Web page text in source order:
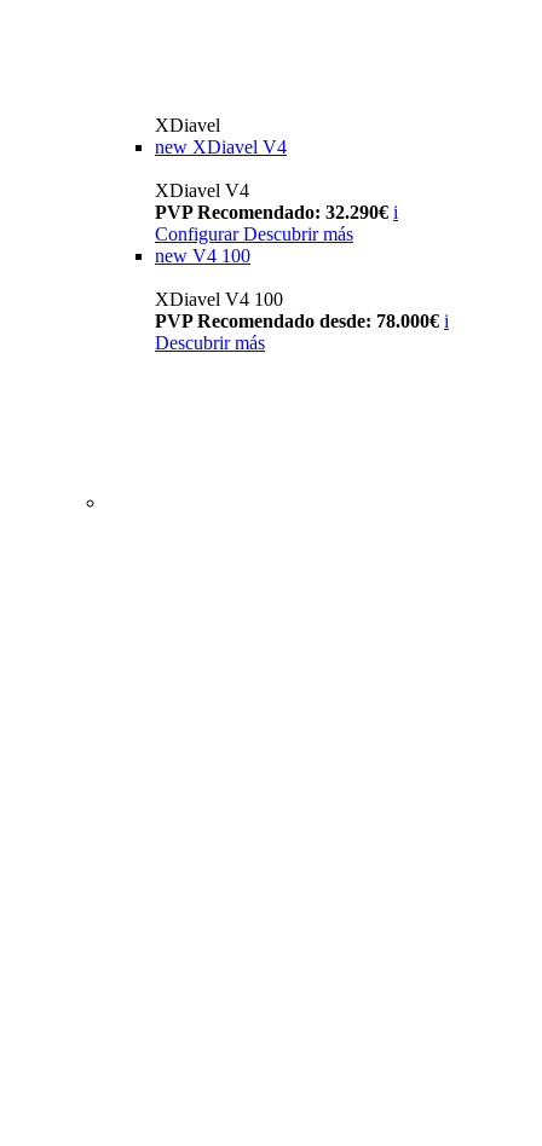
XDiavel
new XDiavel V4
XDiavel V4
PVP Recomendado: 32.290€ i
Configurar Descubrir más
new V4 100
XDiavel V4 100
PVP Recomendado desde: 78.000€ i
Descubrir más